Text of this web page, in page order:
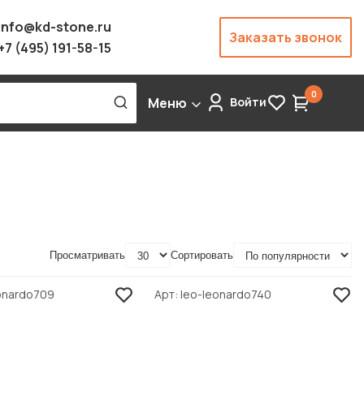
stone.ru
(495) 191-58-15
Заказать звонок
Меню Войти 0
Просматривать Сортировать
Арт leo-leonardo740